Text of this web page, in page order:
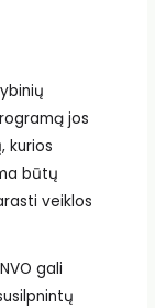
jos
kurios
būtų
veiklos
gali